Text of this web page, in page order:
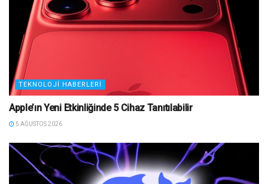
TEKNOLOJI HABERLERI
Apple’ın Yeni Etkinliğinde 5 Cihaz Tanıtılabilir
5 AĞUSTOS 2026